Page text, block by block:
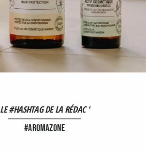
LE #HASHTAG DE LA RÉDAC '
#aromazone